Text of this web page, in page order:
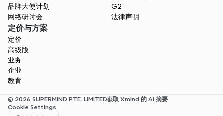
品牌大使计划
网络研讨会
G2
法律声明
定价与方案
定价
高级版
业务
企业
教育
© 2026 SUPERMIND PTE. LIMITED获取 Xmind 的 AI 摘要
Cookie Settings
Select Language